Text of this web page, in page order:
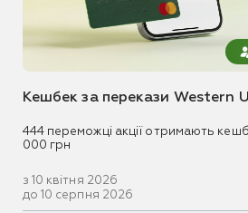
Кешбек за перекази Western
444 переможці акції отримають
000 грн
з 10 квітня 2026
до 10 серпня 2026